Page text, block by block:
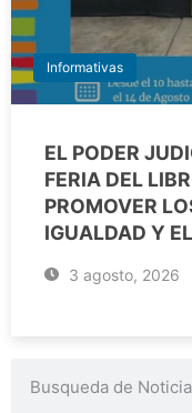
Informativas
EL PODER
FERIA DEL
PROMOVER
IGUALDAD Y
3 agosto, 2026